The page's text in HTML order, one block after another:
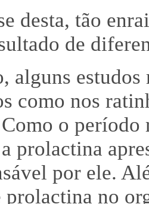
desta, tão
de
alguns
como nos
o
prolactina
por ele.
prolactina no